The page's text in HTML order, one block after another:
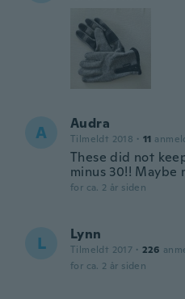
A Audra
Tilmeldt 2018 · 11
These did not
minus 30!! Maybe
for ca. 2 år siden
L Lynn
Tilmeldt 2017 · 226
for ca. 2 år siden